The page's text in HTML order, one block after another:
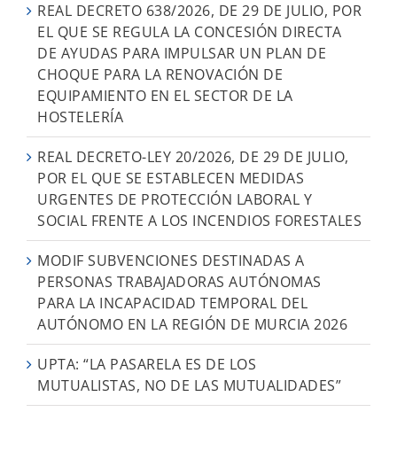
REAL DECRETO 638/2026, DE 29 DE JULIO, POR
EL QUE SE REGULA LA CONCESIÓN DIRECTA
DE AYUDAS PARA IMPULSAR UN PLAN DE
CHOQUE PARA LA RENOVACIÓN DE
EQUIPAMIENTO EN EL SECTOR DE LA
HOSTELERÍA
REAL DECRETO-LEY 20/2026, DE 29 DE JULIO,
POR EL QUE SE ESTABLECEN MEDIDAS
URGENTES DE PROTECCIÓN LABORAL Y
SOCIAL FRENTE A LOS INCENDIOS FORESTALES
MODIF SUBVENCIONES DESTINADAS A
PERSONAS TRABAJADORAS AUTÓNOMAS
PARA LA INCAPACIDAD TEMPORAL DEL
AUTÓNOMO EN LA REGIÓN DE MURCIA 2026
UPTA: “LA PASARELA ES DE LOS
MUTUALISTAS, NO DE LAS MUTUALIDADES”